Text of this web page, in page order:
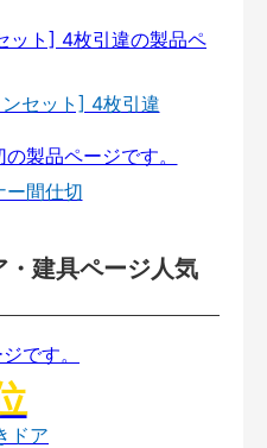
セット] 4枚引違
ー間仕切
建具ページ人気
ドア